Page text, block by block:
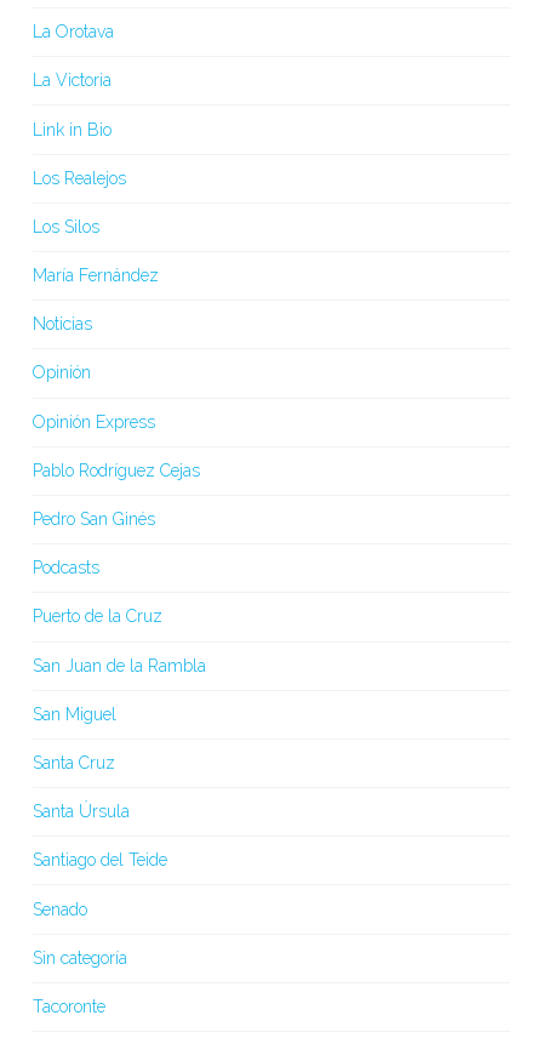
La Orotava
La Victoria
Link in Bio
Los Realejos
Los Silos
María Fernández
Noticias
Opinión
Opinión Express
Pablo Rodríguez Cejas
Pedro San Ginés
Podcasts
Puerto de la Cruz
San Juan de la Rambla
San Miguel
Santa Cruz
Santa Úrsula
Santiago del Teide
Senado
Sin categoría
Tacoronte